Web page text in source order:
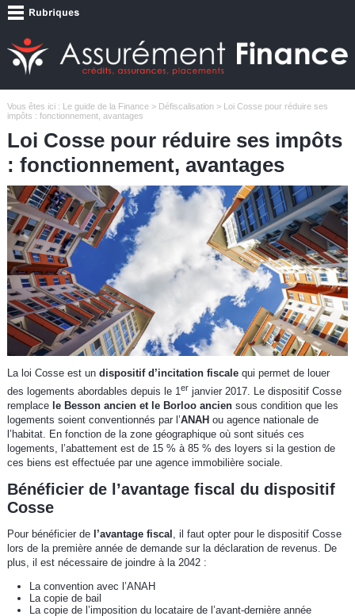
Vous êtes ici : Le guide de la Finance> Défiscalisation> Loi Cosse pour réduire ses
impôts : fonctionnement, avantages
Loi Cosse pour réduire ses impôts
: fonctionnement, avantages
La loi Cosse est un dispositif d’incitation fiscalequi permet de louer
des logements abordables depuis le 1er janvier 2017. Le dispositif Cosse
remplace le Besson ancien et le Borloo anciensous condition que les
logements soient conventionnés par l’ANAH ou agence nationale de
l’habitat. En fonction de la zone géographique où sont situés ces
logements, l’abattement est de 15 % à 85 % des loyers si la gestion de
ces biens est effectuée par une agence immobilière sociale.
Bénéficier de l’avantage fiscal du dispositif
Cosse
Pour bénéficier de l’avantage fiscal , il faut opter pour le dispositif Cosse
lors de la première année de demande sur la déclaration de revenus. De
plus, il est nécessaire de joindre à la 2042 :
La convention avec l’ANAH
La copie de bail
La copie de l’imposition du locataire de l’avant-dernière année